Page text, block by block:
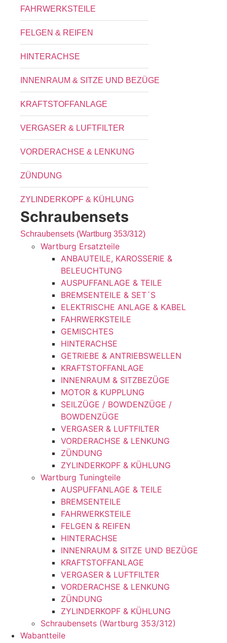
FAHRWERKSTEILE
FELGEN & REIFEN
HINTERACHSE
INNENRAUM & SITZE UND BEZÜGE
KRAFTSTOFFANLAGE
VERGASER & LUFTFILTER
VORDERACHSE & LENKUNG
ZÜNDUNG
ZYLINDERKOPF & KÜHLUNG
Schraubensets
Schraubensets (Wartburg 353/312)
Wartburg Ersatzteile
ANBAUTEILE, KAROSSERIE &
BELEUCHTUNG
AUSPUFFANLAGE & TEILE
BREMSENTEILE & SET´S
ELEKTRISCHE ANLAGE & KABEL
FAHRWERKSTEILE
GEMISCHTES
HINTERACHSE
GETRIEBE & ANTRIEBSWELLEN
KRAFTSTOFFANLAGE
INNENRAUM & SITZBEZÜGE
MOTOR & KUPPLUNG
SEILZÜGE / BOWDENZÜGE /
BOWDENZÜGE
VERGASER & LUFTFILTER
VORDERACHSE & LENKUNG
ZÜNDUNG
ZYLINDERKOPF & KÜHLUNG
Wartburg Tuningteile
AUSPUFFANLAGE & TEILE
BREMSENTEILE
FAHRWERKSTEILE
FELGEN & REIFEN
HINTERACHSE
INNENRAUM & SITZE UND BEZÜGE
KRAFTSTOFFANLAGE
VERGASER & LUFTFILTER
VORDERACHSE & LENKUNG
ZÜNDUNG
ZYLINDERKOPF & KÜHLUNG
Schraubensets (Wartburg 353/312)
Wabantteile